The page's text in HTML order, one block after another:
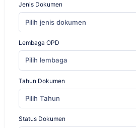
Jenis Dokumen
Pilih jenis dokumen
Lembaga OPD
Pilih lembaga
Tahun Dokumen
Pilih Tahun
Status Dokumen